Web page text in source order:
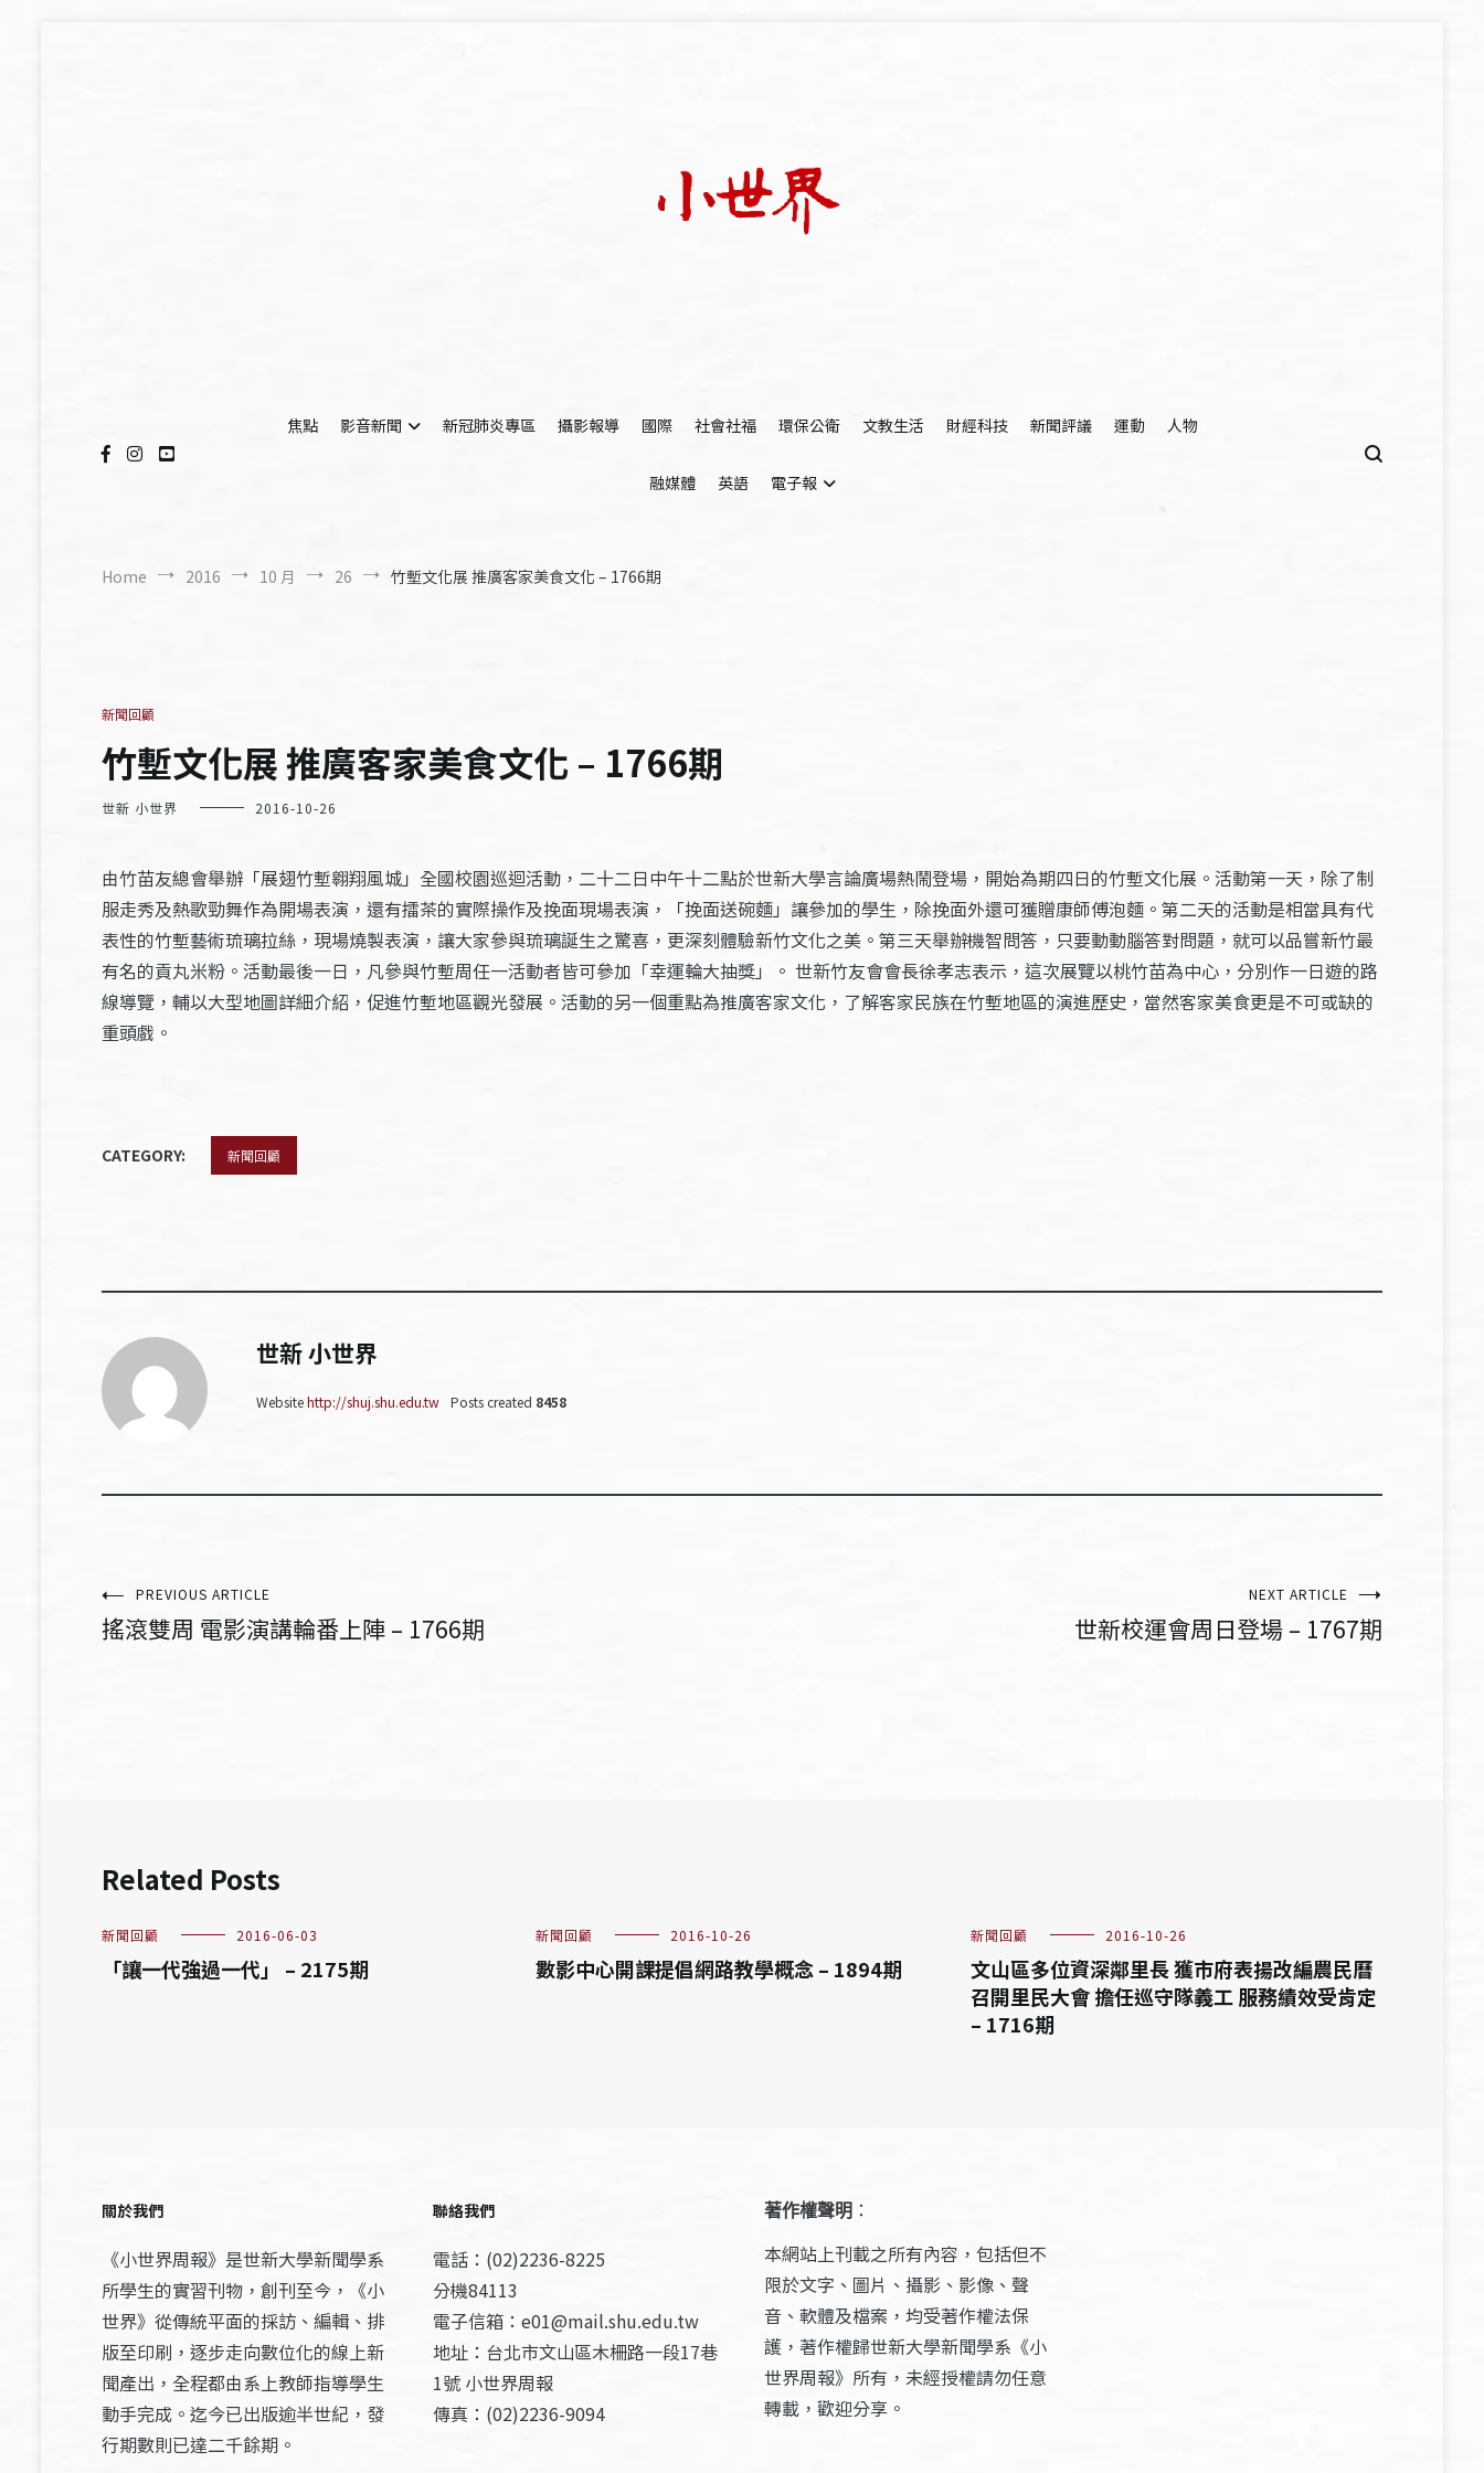
焦點
影音新聞 新冠肺炎專區 攝影報導 國際 社會社福 環保公衛 文教生活 財經科技 新聞評議 運動 人物
融媒體 英語 電子報
Home 2016 10 月 26 竹塹文化展 推廣客家美食文化 – 1766期
新聞回顧
竹塹文化展 推廣客家美食文化 – 1766期
世新 小世界 2016-10-26
由竹苗友總會舉辦「展翅竹塹翱翔風城」全國校園巡迴活動，二十二日中午十二點於世新大學言論廣場熱鬧登場，開始為期四日的竹塹文化展。活動第一天，除了制
服走秀及熱歌勁舞作為開場表演，還有擂茶的實際操作及挽面現場表演，「挽面送碗麵」讓參加的學生，除挽面外還可獲贈康師傅泡麵。第二天的活動是相當具有代
表性的竹塹藝術琉璃拉絲，現場燒製表演，讓大家參與琉璃誕生之驚喜，更深刻體驗新竹文化之美。第三天舉辦機智問答，只要動動腦答對問題，就可以品嘗新竹最
有名的貢丸米粉。活動最後一日，凡參與竹塹周任一活動者皆可參加「幸運輪大抽獎」。 世新竹友會會長徐孝志表示，這次展覽以桃竹苗為中心，分別作一日遊的路
線導覽，輔以大型地圖詳細介紹，促進竹塹地區觀光發展。活動的另一個重點為推廣客家文化，了解客家民族在竹塹地區的演進歷史，當然客家美食更是不可或缺的
重頭戲。
CATEGORY: 新聞回顧
世新 小世界
Websitehttp://shuj.shu.edu.tw Posts created 8458
文PREVIOUS ARTICLE
搖滾雙周 電影演講輪番上陣 – 1766期
NEXT ARTICLE
世新校運會周日登場 – 1767期
Related Posts
新聞回顧 2016-06-03
「讓一代強過一代」 – 2175期
新聞回顧 2016-10-26
數影中心開課提倡網路教學概念 – 1894期
新聞回顧 2016-10-26
文山區多位資深鄰里長 獲市府表揚改編農民曆
召開里民大會 擔任巡守隊義工 服務績效受肯定
– 1716期
關於我們
《小世界周報》是世新大學新聞學系
所學生的實習刊物，創刊至今，《小
世界》從傳統平面的採訪、編輯、排
版至印刷，逐步走向數位化的線上新
聞產出，全程都由系上教師指導學生
動手完成。迄今已出版逾半世紀，發
行期數則已達二千餘期。
聯絡我們
電話：(02)2236-8225
分機84113
電子信箱：e01@mail.shu.edu.tw
地址：台北市文山區木柵路一段17巷
1號 小世界周報
傳真：(02)2236-9094
著作權聲明 ：
本網站上刊載之所有內容，包括但不
限於文字、圖片、攝影、影像、聲
音、軟體及檔案，均受著作權法保
護，著作權歸世新大學新聞學系《小
世界周報》所有，未經授權請勿任意
轉載，歡迎分享。